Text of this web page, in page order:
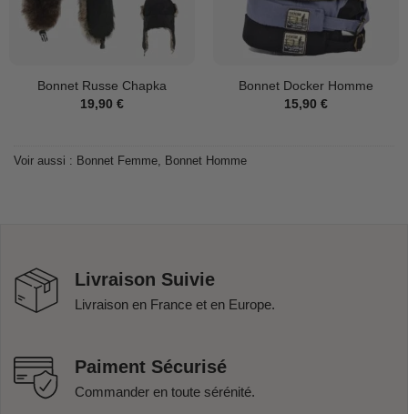
Bonnet Russe Chapka
19,90 €
Bonnet Docker Homme
15,90 €
Voir aussi : Bonnet Femme, Bonnet Homme
Livraison Suivie
Livraison en France et en Europe.
Paiment Sécurisé
Commander en toute sérénité.